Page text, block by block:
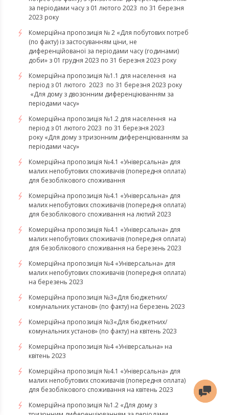
за періодами часу з 01 лютого 2023 по 31 березня
2023 року
Комерційна пропозиція № 2 «Для побутових потреб
(по факту) із застосуванням ціни, не
диференційованої за періодами часу (годинами)
доби» з 01 грудня 2023 по 31 березня 2023 року
Комерційна пропозиція №1.1 для населення на
період з 01 лютого 2023 по 31 березня 2023 року
«Для дому з двозонним диференціюванням за
періодами часу»
Комерційна пропозиція №1.2 для населення на
період з 01 лютого 2023 по 31 березня 2023
року «Для дому з тризонним диференціюванням за
періодами часу»
​​​​​​​Комерційна пропозиція №4.1 «Універсальна» для
малих непобутових споживачів (попередня оплата)
для безоблікового споживання
Комерційна пропозиція №4.1 «Універсальна» для
малих непобутових споживачів (попередня оплата)
для безоблікового споживання на лютий 2023
Комерційна пропозиція №4.1 «Універсальна» для
малих непобутових споживачів (попередня оплата)
для безоблікового споживання на березень 2023
​​​​​​​Комерційна пропозиція №4 «Універсальна» для
малих непобутових споживачів (попередня оплата)
на березень 2023
​​​​​​​Комерційна пропозиція №3«Для бюджетних/
комунальних установ» (по факту) на березень 2023
Комерційна пропозиція №3«Для бюджетних/
комунальних установ» (по факту) на квітень 2023
Комерційна пропозиція №4 «Універсальна» на
квітень 2023
Комерційна пропозиція №4.1 «Універсальна» для
малих непобутових споживачів (попередня оплата)
для безоблікового споживання на квітень 2023
Комерційна пропозиція №1.2 «Для дому з